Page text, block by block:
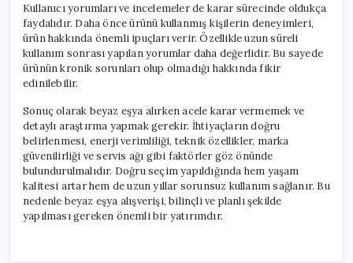
Kullanıcı yorumları ve incelemeler de karar sürecinde oldukça
faydalıdır. Daha önce ürünü kullanmış kişilerin deneyimleri,
ürün hakkında önemli ipuçları verir. Özellikle uzun süreli
kullanım sonrası yapılan yorumlar daha değerlidir. Bu sayede
ürünün kronik sorunları olup olmadığı hakkında fikir
edinilebilir.
Sonuç olarak beyaz eşya alırken acele karar vermemek ve
detaylı araştırma yapmak gerekir. İhtiyaçların doğru
belirlenmesi, enerji verimliliği, teknik özellikler, marka
güvenilirliği ve servis ağı gibi faktörler göz önünde
bulundurulmalıdır. Doğru seçim yapıldığında hem yaşam
kalitesi artar hem de uzun yıllar sorunsuz kullanım sağlanır. Bu
nedenle beyaz eşya alışverişi, bilinçli ve planlı şekilde
yapılması gereken önemli bir yatırımdır.